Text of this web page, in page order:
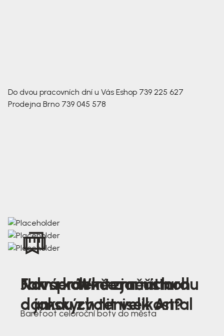
Do dvou pracovních dní u Vás Eshop 739 225 627
Prodejna Brno 739 045 578
Nová kolekce jarních
dámských tenisek Antal
Jak správně změřit nohu
a jakou zvolit velikost?
Farmer Winter mustard
Barefoot celoroční boty do města